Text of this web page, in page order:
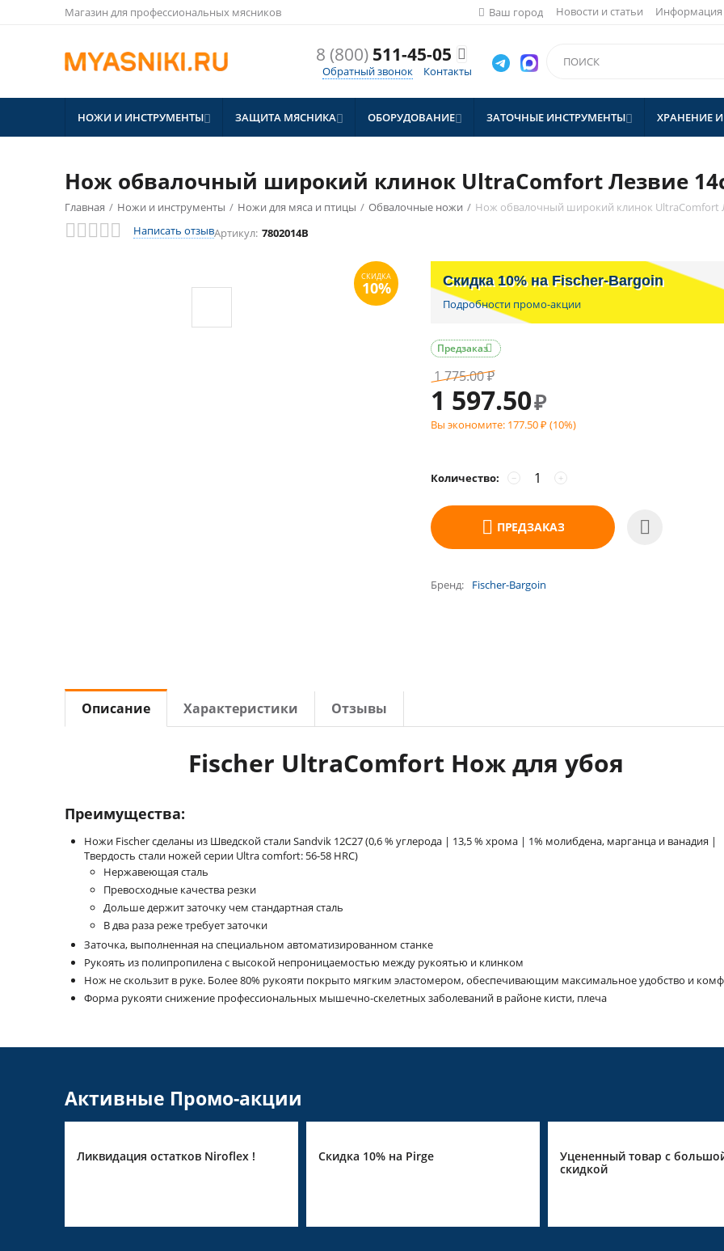
Магазин для профессиональных мясников Новости и статьи Информация
Ваш город
8 (800)511-45-05 
Обратный звонок Контакты
НОЖИ И ИНСТРУМЕНТЫ ЗАЩИТА МЯСНИКА ОБОРУДОВАНИЕ ЗАТОЧНЫЕ ИНСТРУМЕНТЫ ХРАНЕНИЕ
Нож обвалочный широкий клинок UltraComfort Лезвие
Главная / Ножи и инструменты / Ножи для мяса и птицы / Обвалочные ножи / Нож обвалочный широкий клинок UltraComfort
Написать отзывАртикул: 7802014B
10%
Скидка 10% на Fischer-Bargoin
Подробности промо-акции

Предзаказ
1 775.00 ₽
1 597.50₽
Вы экономите: 177.50 ₽ (10%)
Количество: +
−
ПРЕДЗАКАЗ
Бренд Fischer-Bargoin
Описание Характеристики Отзывы
Fischer UltraComfort Нож для убоя
Преимущества:
Ножи Fischer сделаны из Шведской стали Sandvik 12С27 (0,6 % углерода | 13,5 % хрома | 1% молибдена, марганца и ванадия |
Твердость стали ножей серии Ultra comfort: 56-58 HRC)
Нержавеющая сталь
Превосходные качества резки
Дольше держит заточку чем стандартная сталь
В два раза реже требует заточки
Заточка, выполненная на специальном автоматизированном станке
Рукоять из полипропилена с высокой непроницаемостью между рукоятью и клинком
Нож не скользит в руке. Более 80% рукояти покрыто мягким эластомером, обеспечивающим максимальное удобство и
Форма рукояти снижение профессиональных мышечно-скелетных заболеваний в районе кисти, плеча
Активные Промо-акции
Скидка 10% на Pirge
Уцененный товар с большой
Скидка 10% для